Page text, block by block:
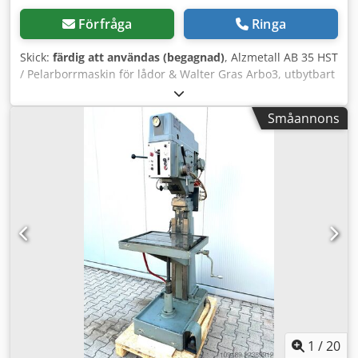
Förfråga Ringa
Skick: färdig att användas (begagnad), Alzmetall AB 35 HST
/ Pelarborrmaskin för lådor & Walter Gras Arbo3, utbytbart
borrchuck -Borrdiameter / stål, ca 40 mm -Borrdiameter /
gjutjärn, ca 45 mm -Gängskärning, max. M25 -Spindelkon
MK 4 -Spindelvandring 180 mm -Varvtalsområde
(STEGLÖST) 65–1750 varv/min -Omkopplingsbart
varvtalsområde 130–480 / 480–1750 varv/min -Automatisk
matning 0,1–0,2–0,3 mm/varv Cjdszn Unvspfx Afusha -
Borrdjup justerbart via djupmätare -Varvtalsmätare -
Höger-/vänstergång -Svängbart borrhuvud med verktyg -
Höjdjusterbart arbetsbord via handvev -
Kylmedelsanordning -Nödstopp / Avstängning -
Arbetslampa Mått: L x B x H 1 x 0,8 x 2,1 meter / Vikt ca
1200 kg Med reservation för fel och ändringar
Småannons
1 /20